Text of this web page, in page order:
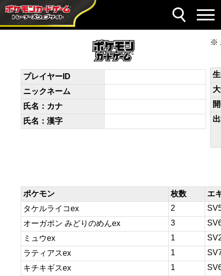
デッキコード
4xx884-QbEMDy-88Y8xJ
プレイヤーID
ニックネーム
氏名：カナ
氏名：漢字
ポケモン 枚数
エ
タケルライコex
2
オーガポン みどりのめんex
3
ミュウex
1
ラティアスex
1
キチキギスex
1